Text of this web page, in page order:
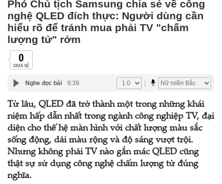
Phó Chủ tịch Samsung chia sẻ về công
nghệ QLED đích thực: Người dùng cần
hiểu rõ để tránh mua phải TV "chấm
lượng tử" rởm
0
CHIA SẺ
Nghe đọc bài 6:39
Từ lâu, QLED đã trở thành một trong những khái
niệm hấp dẫn nhất trong ngành công nghiệp TV, đại
diện cho thế hệ màn hình với chất lượng màu sắc
sống động, dải màu rộng và độ sáng vượt trội.
Nhưng không phải TV nào gắn mác QLED cũng
thật sự sử dụng công nghệ chấm lượng tử đúng
nghĩa.